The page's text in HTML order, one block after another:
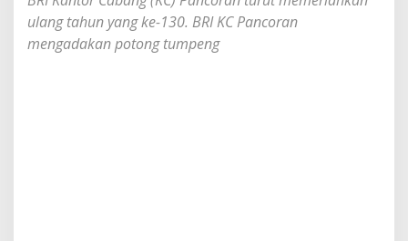
HUT
ke-
130
ulang tahun yang ke-130. BRI KC Pancoran
mengadakan potong tumpeng